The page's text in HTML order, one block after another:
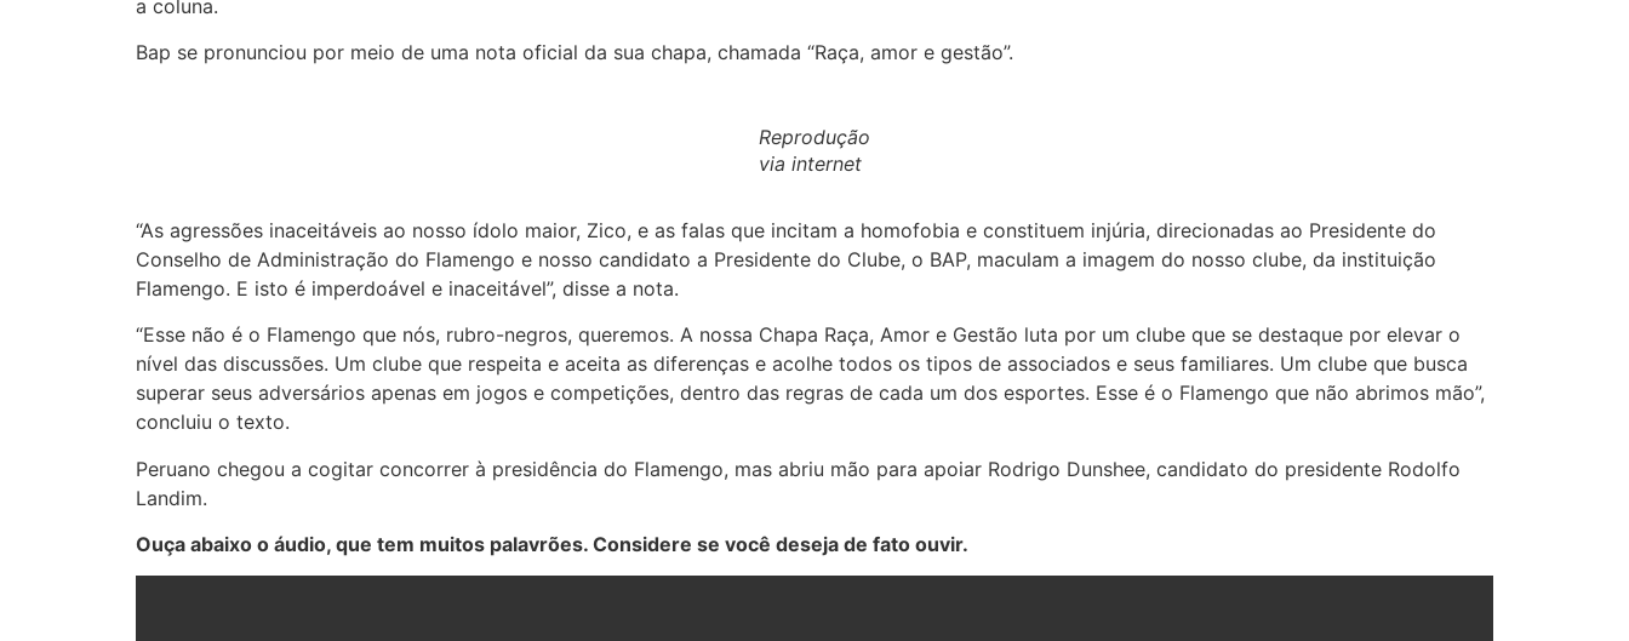
a coluna.
Bap se pronunciou por meio de uma nota oficial da sua chapa, chamada “Raça, amor e gestão”.
Reprodução
via internet
“As agressões inaceitáveis ao nosso ídolo maior, Zico, e as falas que incitam a homofobia e constituem injúria, direcionadas ao Presidente do
Conselho de Administração do Flamengo e nosso candidato a Presidente do Clube, o BAP, maculam a imagem do nosso clube, da instituição
Flamengo. E isto é imperdoável e inaceitável”, disse a nota.
“Esse não é o Flamengo que nós, rubro-negros, queremos. A nossa Chapa Raça, Amor e Gestão luta por um clube que se destaque por elevar o
nível das discussões. Um clube que respeita e aceita as diferenças e acolhe todos os tipos de associados e seus familiares. Um clube que busca
superar seus adversários apenas em jogos e competições, dentro das regras de cada um dos esportes. Esse é o Flamengo que não abrimos mão”,
concluiu o texto.
Peruano chegou a cogitar concorrer à presidência do Flamengo, mas abriu mão para apoiar Rodrigo Dunshee, candidato do presidente Rodolfo
Landim.
Ouça abaixo o áudio, que tem muitos palavrões. Considere se você deseja de fato ouvir.